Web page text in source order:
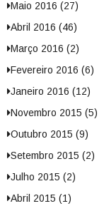
Maio 2016 (27)
Abril 2016 (46)
Março 2016 (2)
Fevereiro 2016 (6)
Janeiro 2016 (12)
Novembro 2015 (5)
Outubro 2015 (9)
Setembro 2015 (2)
Julho 2015 (2)
Abril 2015 (1)